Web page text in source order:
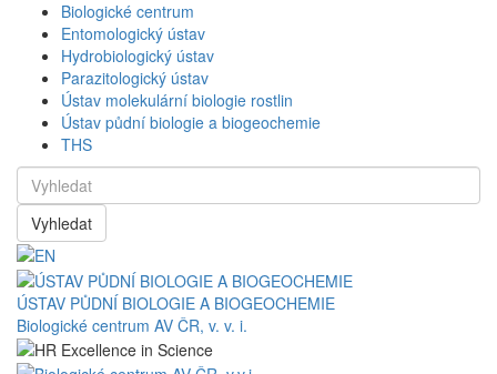
Biologické centrum
Entomologický ústav
Hydrobiologický ústav
Parazitologický ústav
Ústav molekulární biologie rostlin
Ústav půdní biologie a biogeochemie
THS
Vyhledat
ÚSTAV PŮDNÍ BIOLOGIE A BIOGEOCHEMIE
Biologické centrum AV ČR, v. v. i.